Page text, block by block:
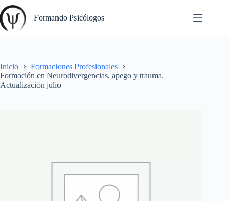
Saltar
al
contenido
Formando Psicólogos
Inicio
Formaciones Profesionales
Formación en Neurodivergencias, apego y trauma.
Actualización julio